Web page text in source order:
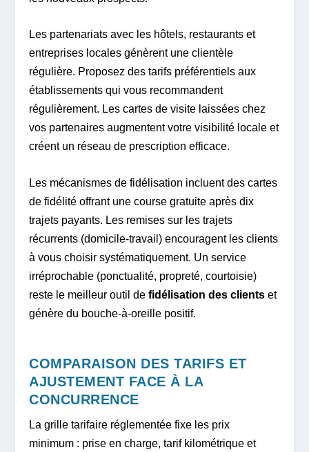
Les partenariats avec les hôtels, restaurants et
entreprises locales génèrent une clientèle
régulière. Proposez des tarifs préférentiels aux
établissements qui vous recommandent
régulièrement. Les cartes de visite laissées chez
vos partenaires augmentent votre visibilité locale et
créent un réseau de prescription efficace.
Les mécanismes de fidélisation incluent des cartes
de fidélité offrant une course gratuite après dix
trajets payants. Les remises sur les trajets
récurrents (domicile-travail) encouragent les clients
à vous choisir systématiquement. Un service
irréprochable (ponctualité, propreté, courtoisie)
reste le meilleur outil defidélisation des clients et
génère du bouche-à-oreille positif.
COMPARAISON DES TARIFS ET
AJUSTEMENT FACE À LA
CONCURRENCE
La grille tarifaire réglementée fixe les prix
minimum : prise en charge, tarif kilométrique et